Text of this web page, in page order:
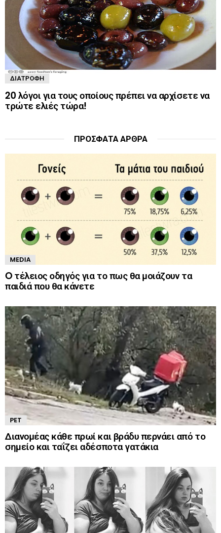
ΔΙΑΤΡΟΦΉ
20 λόγοι για τους οποίους πρέπει να αρχίσετε να
τρώτε ελιές τώρα!
ΠΡΌΣΦΑΤΑ ΆΡΘΡΑ
MEDIA
O τέλειος οδηγός για το πως θα μοιάζουν τα
παιδιά που θα κάνετε
PET
Διανομέας κάθε πρωί και βράδυ περνάει από το
σημείο και ταΐζει αδέσποτα γατάκια